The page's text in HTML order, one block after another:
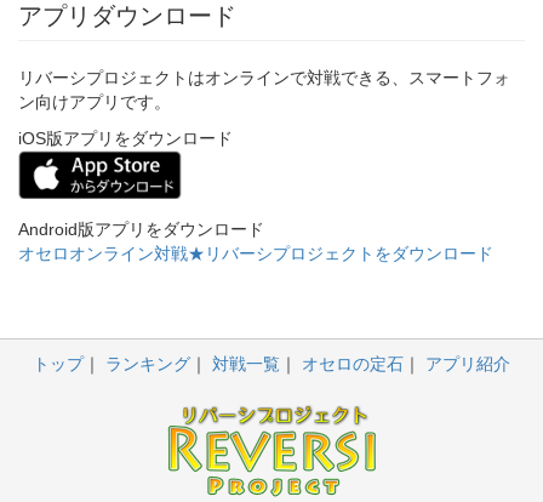
アプリダウンロード
リバーシプロジェクトはオンラインで対戦できる、スマートフォ
ン向けアプリです。
iOS版アプリをダウンロード
Android版アプリをダウンロード
オセロオンライン対戦★リバーシプロジェクトをダウンロード
トップ ランキング 対戦一覧 オセロの定石 アプリ紹介